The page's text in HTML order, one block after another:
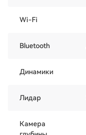
Wi-Fi
Bluetooth
Динамики
Лидар
Камера